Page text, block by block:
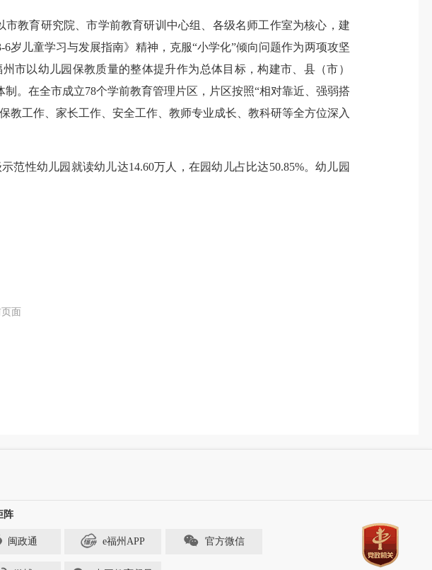
教育研究院、市学前教育研训中心组、各级名师工作室为核心，建
6岁儿童学习与发展指南》精神，克服“小学化”倾向问题作为两项攻坚
市以幼儿园保教质量的整体提升作为总体目标，构建市、县（市）
。在全市成立78个学前教育管理片区，片区按照“相对靠近、强弱搭
工作、家长工作、安全工作、教师专业成长、教科研等全方位深入
性幼儿园就读幼儿达14.60万人，在园幼儿占比达50.85%。幼儿园
面
阵
闽政通 e福州APP 官方微信